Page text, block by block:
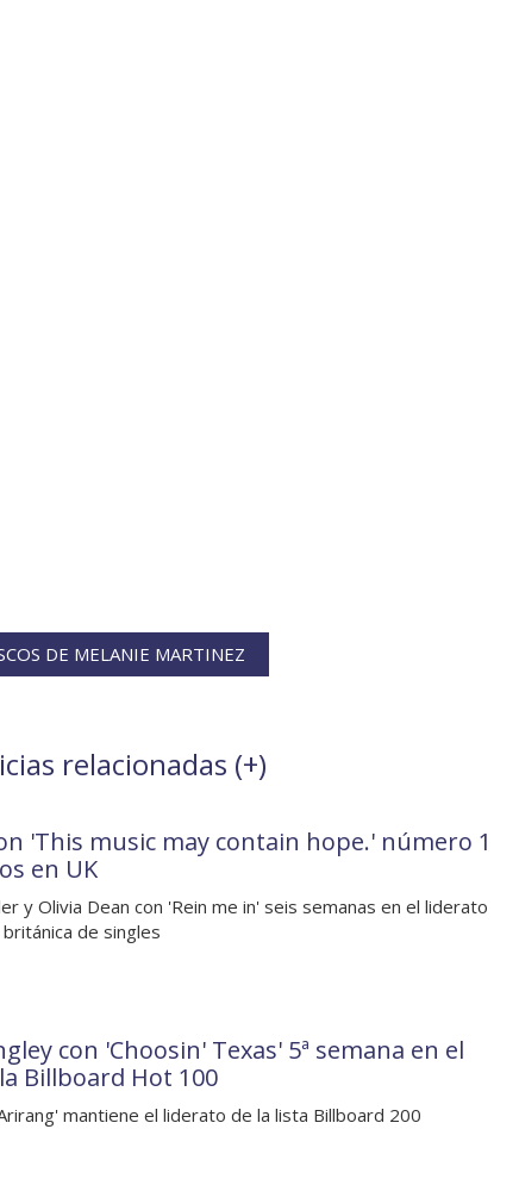
DE MELANIE MARTINEZ
relacionadas (+)
'This music may contain hope.' número 1
en UK
y Olivia Dean con 'Rein me in' seis semanas en el liderato
de singles
con 'Choosin' Texas' 5ª semana en el
Billboard Hot 100
mantiene el liderato de la lista Billboard 200